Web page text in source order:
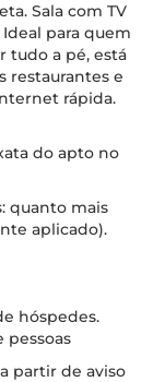
Sala com TV
para quem
tudo a pé, está
restaurantes e
rápida.
do apto no
quanto mais
aplicado).
hóspedes.
pessoas
partir de aviso